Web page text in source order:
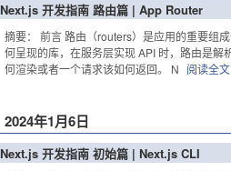
Next.js 开发指南 路由篇 | App Router
摘要： 前言 路由（routers）是应用的重要组
何呈现的库，在服务层实现 API 时，路由是
何渲染或者一个请求该如何返回。 N 阅读全文
2024年1月6日
Next.js 开发指南 初始篇 | Next.js CLI